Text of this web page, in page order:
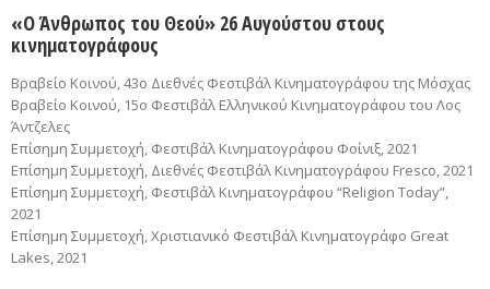
«Ο Άνθρωπος του Θεού» 26 Aυγούστου στους
κινηματογράφους
Βραβείο Κοινού, 43ο Διεθνές Φεστιβάλ Κινηματογράφου της Μόσχας
Βραβείο Κοινού, 15o Φεστιβάλ Ελληνικού Κινηματογράφου του Λος
Άντζελες
Eπίσημη Συμμετοχή, Φεστιβάλ Κινηματογράφου Φοίνιξ, 2021
Επίσημη Συμμετοχή, Διεθνές Φεστιβάλ Κινηματογράφου Fresco, 2021
Επίσημη Συμμετοχή, Φεστιβάλ Κινηματογράφου “Religion Today”,
2021
Eπίσημη Συμμετοχή, Xριστιανικό Φεστιβάλ Κινηματογράφο Great
Lakes, 2021